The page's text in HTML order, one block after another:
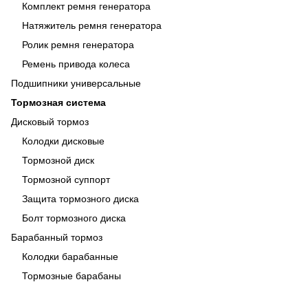
Комплект ремня генератора
Натяжитель ремня генератора
Ролик ремня генератора
Ремень привода колеса
Подшипники универсальные
Тормозная система
Дисковый тормоз
Колодки дисковые
Тормозной диск
Тормозной суппорт
Защита тормозного диска
Болт тормозного диска
Барабанный тормоз
Колодки барабанные
Тормозные барабаны